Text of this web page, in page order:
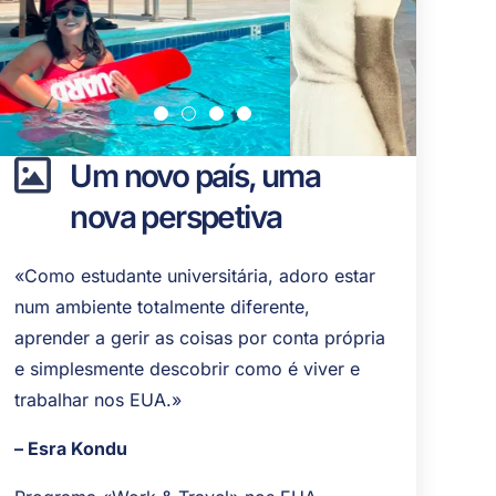
Um novo país, uma
nova perspetiva
«Como estudante universitária, adoro estar
num ambiente totalmente diferente,
aprender a gerir as coisas por conta própria
e simplesmente descobrir como é viver e
trabalhar nos EUA.»
– Esra Kondu